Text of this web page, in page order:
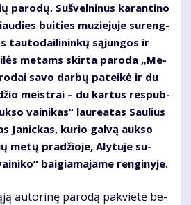
pa­ro­dų. Su­švel­ni­nus ka­ran­ti­no
bui­ties mu­zie­ju­je su­reng­
tau­to­dai­li­nin­kų są­jun­gos ir
me­tams skir­ta pa­ro­da „Me­
sa­vo dar­bų pa­tei­kė ir du
meist­rai – du kar­tus res­pub­
vai­ni­kas“ lau­re­a­tas Sau­lius
Ja­nic­kas, ku­rio gal­vą auk­so
me­tų pra­džio­je, Aly­tu­je su­
bai­gia­ma­ja­me ren­gi­ny­je.
au­to­ri­nę pa­ro­dą pa­kvie­tė be­